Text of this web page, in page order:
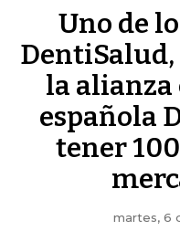
Uno de
la
española
tener
martes, 6